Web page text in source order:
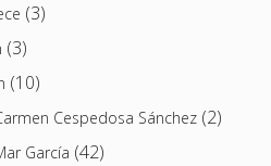
(3)
(3)
(10)
Cespedosa Sánchez(2)
García (42)